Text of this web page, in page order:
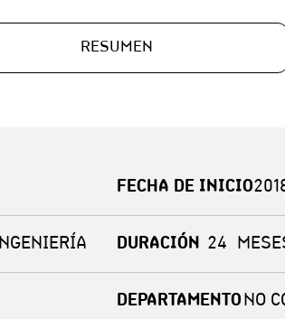
RESUMEN
FECHA DE INICIO
DURACIÓN 24
DEPARTAMENTO NO